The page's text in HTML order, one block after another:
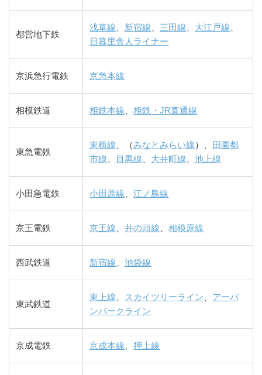
都営地下鉄
浅草線、 新宿線、三田線、 大江戸線、
日暮里舎人ライナー
京浜急行電鉄 京急本線
相模鉄道 相鉄本線、相鉄・JR直通線
東急電鉄
東横線、（みなとみらい線）、 田園都
市線、 目黒線、 大井町線、池上線
小田急電鉄 小田原線、江ノ島線
京王電鉄 京王線、井の頭線、相模原線
西武鉄道 新宿線、池袋線
東武鉄道
東上線、 スカイツリーライン、 アーバ
ンパークライン
京成電鉄 京成本線、押上線